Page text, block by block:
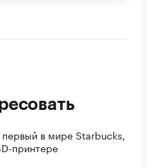
в мире Starbucks,
принтере